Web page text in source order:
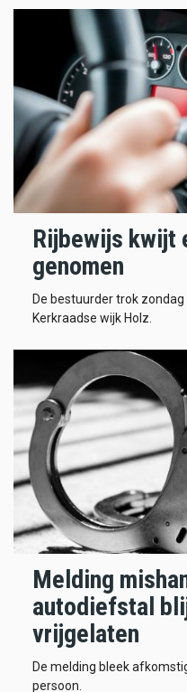
Rijbewijs kwijt
genomen
De bestuurder trok
Kerkraadse wijk Holz.
Melding
autodiefstal
vrijgelaten
De melding bleek
persoon.